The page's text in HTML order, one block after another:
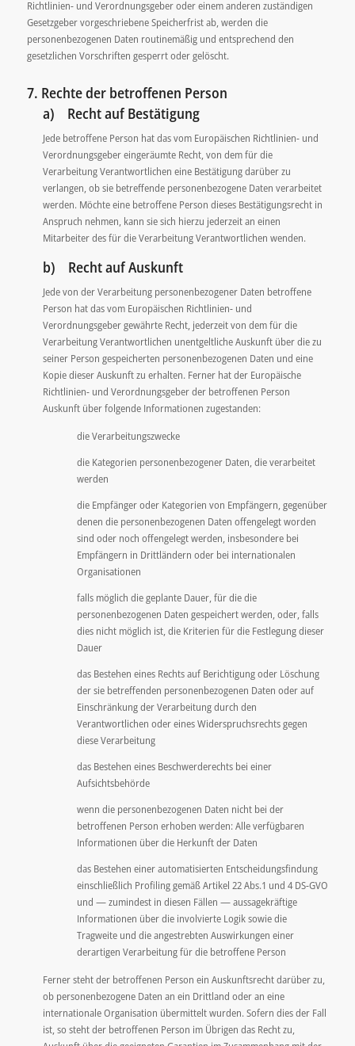
Richtlinien- und Verordnungsgeber oder einem anderen zuständigen
Gesetzgeber vorgeschriebene Speicherfrist ab, werden die
personenbezogenen Daten routinemäßig und entsprechend den
gesetzlichen Vorschriften gesperrt oder gelöscht.
7. Rechte der betroffenen Person
a) Recht auf Bestätigung
Jede betroffene Person hat das vom Europäischen Richtlinien- und
Verordnungsgeber eingeräumte Recht, von dem für die
Verarbeitung Verantwortlichen eine Bestätigung darüber zu
verlangen, ob sie betreffende personenbezogene Daten verarbeitet
werden. Möchte eine betroffene Person dieses Bestätigungsrecht in
Anspruch nehmen, kann sie sich hierzu jederzeit an einen
Mitarbeiter des für die Verarbeitung Verantwortlichen wenden.
b) Recht auf Auskunft
Jede von der Verarbeitung personenbezogener Daten betroffene
Person hat das vom Europäischen Richtlinien- und
Verordnungsgeber gewährte Recht, jederzeit von dem für die
Verarbeitung Verantwortlichen unentgeltliche Auskunft über die zu
seiner Person gespeicherten personenbezogenen Daten und eine
Kopie dieser Auskunft zu erhalten. Ferner hat der Europäische
Richtlinien- und Verordnungsgeber der betroffenen Person
Auskunft über folgende Informationen zugestanden:
die Verarbeitungszwecke
die Kategorien personenbezogener Daten, die verarbeitet
werden
die Empfänger oder Kategorien von Empfängern, gegenüber
denen die personenbezogenen Daten offengelegt worden
sind oder noch offengelegt werden, insbesondere bei
Empfängern in Drittländern oder bei internationalen
Organisationen
falls möglich die geplante Dauer, für die die
personenbezogenen Daten gespeichert werden, oder, falls
dies nicht möglich ist, die Kriterien für die Festlegung dieser
Dauer
das Bestehen eines Rechts auf Berichtigung oder Löschung
der sie betreffenden personenbezogenen Daten oder auf
Einschränkung der Verarbeitung durch den
Verantwortlichen oder eines Widerspruchsrechts gegen
diese Verarbeitung
das Bestehen eines Beschwerderechts bei einer
Aufsichtsbehörde
wenn die personenbezogenen Daten nicht bei der
betroffenen Person erhoben werden: Alle verfügbaren
Informationen über die Herkunft der Daten
das Bestehen einer automatisierten Entscheidungsfindung
einschließlich Profiling gemäß Artikel 22 Abs.1 und 4 DS-GVO
und — zumindest in diesen Fällen — aussagekräftige
Informationen über die involvierte Logik sowie die
Tragweite und die angestrebten Auswirkungen einer
derartigen Verarbeitung für die betroffene Person
Ferner steht der betroffenen Person ein Auskunftsrecht darüber zu,
ob personenbezogene Daten an ein Drittland oder an eine
internationale Organisation übermittelt wurden. Sofern dies der Fall
ist, so steht der betroffenen Person im Übrigen das Recht zu,